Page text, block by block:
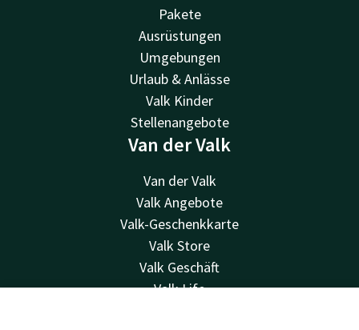
Pakete
Ausrüstungen
Umgebungen
Urlaub & Anlässe
Valk Kinder
Stellenangebote
Van der Valk
Van der Valk
Valk Angebote
Valk-Geschenkkarte
Valk Store
Valk Geschäft
Valk Life